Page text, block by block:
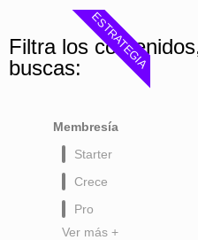
ESTRATEGIA
Filtra los
buscas:
Membresía
Starter
Crece
Pro
Ver más +